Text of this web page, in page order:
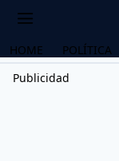
HOME POLÍTICA
Publicidad